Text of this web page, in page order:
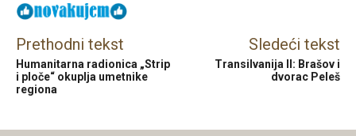
Prethodni tekst
Humanitarna radionica „Strip
i ploče“ okuplja umetnike
regiona
Sledeći tekst
Transilvanija II: Brašov i
dvorac Peleš